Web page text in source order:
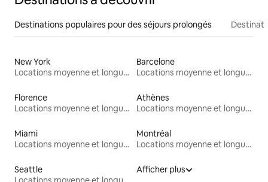
Destinations populaires pour des séjours prolongés
New York
Locations moyenne et longue durée
Barcelone
Locations moyenne et longue durée
Florence
Locations moyenne et longue durée
Athènes
Locations moyenne et longue durée
Miami
Locations moyenne et longue durée
Montréal
Locations moyenne et longue durée
Seattle
Afficher plus